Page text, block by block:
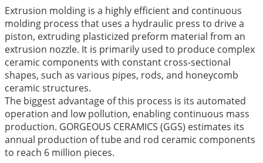
Extrusion molding is a highly efficient and continuous
molding process that uses a hydraulic press to drive a
piston, extruding plasticized preform material from an
extrusion nozzle. It is primarily used to produce complex
ceramic components with constant cross-sectional
shapes, such as various pipes, rods, and honeycomb
ceramic structures.
The biggest advantage of this process is its automated
operation and low pollution, enabling continuous mass
production. GORGEOUS CERAMICS (GGS) estimates its
annual production of tube and rod ceramic components
to reach 6 million pieces.